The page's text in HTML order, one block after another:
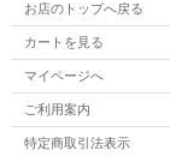
お店のトップへ戻る
カートを見る
マイページへ
ご利用案内
特定商取引法表示